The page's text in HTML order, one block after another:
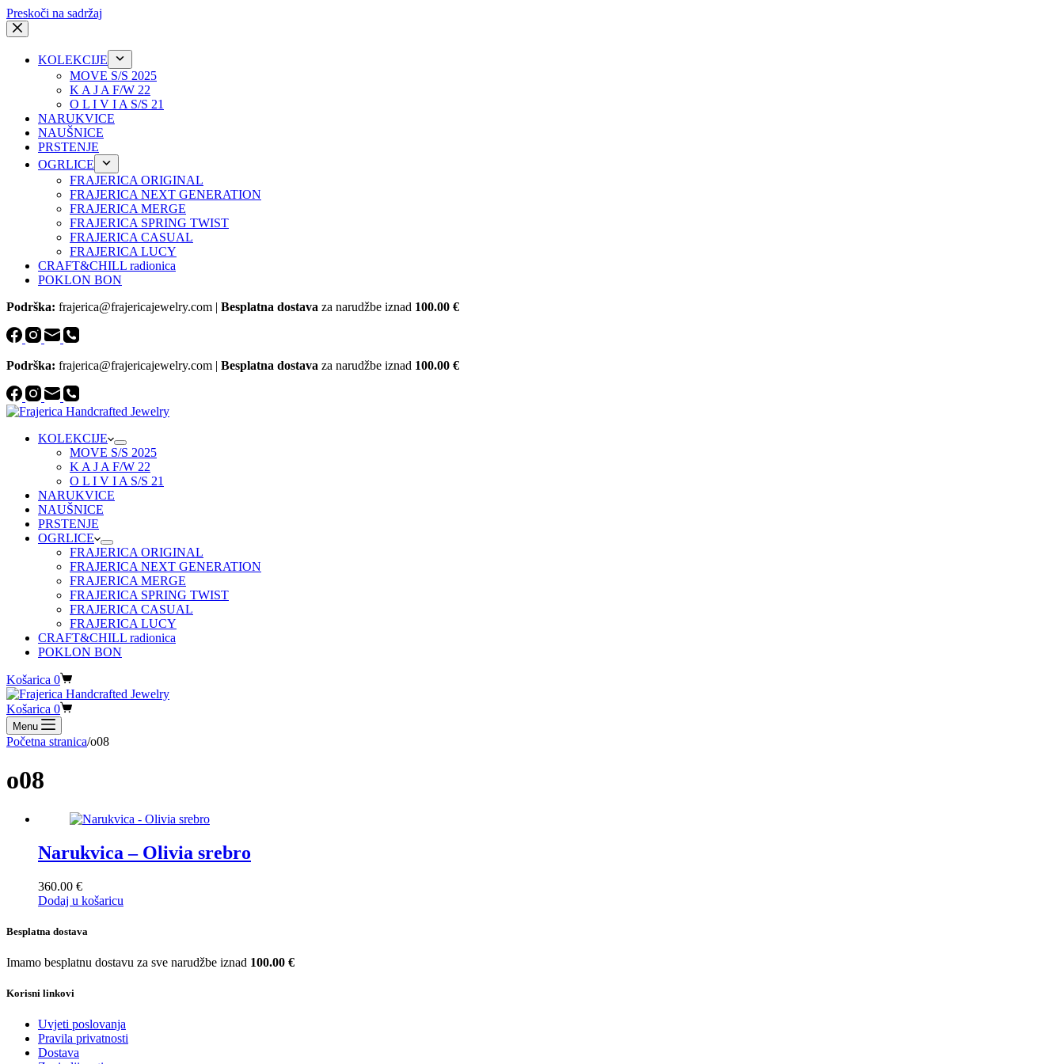
Preskoči na sadržaj
KOLEKCIJE
MOVE S/S 2025
K A J A F/W 22
O L I V I A S/S 21
NARUKVICE
NAUŠNICE
PRSTENJE
OGRLICE
FRAJERICA ORIGINAL
FRAJERICA NEXT GENERATION
FRAJERICA MERGE
FRAJERICA SPRING TWIST
FRAJERICA CASUAL
FRAJERICA LUCY
CRAFT&CHILL radionica
POKLON BON
Podrška: frajerica@frajericajewelry.com | Besplatna dostava za narudžbe iznad 100.00 €
Podrška: frajerica@frajericajewelry.com | Besplatna dostava za narudžbe iznad 100.00 €
KOLEKCIJE
MOVE S/S 2025
K A J A F/W 22
O L I V I A S/S 21
NARUKVICE
NAUŠNICE
PRSTENJE
OGRLICE
FRAJERICA ORIGINAL
FRAJERICA NEXT GENERATION
FRAJERICA MERGE
FRAJERICA SPRING TWIST
FRAJERICA CASUAL
FRAJERICA LUCY
CRAFT&CHILL radionica
POKLON BON
Košarica 0
Košarica 0
Menu
Početna stranica/o08
o08
Narukvica – Olivia srebro
360.00 €
Dodaj u košaricu
Besplatna dostava
Imamo besplatnu dostavu za sve narudžbe iznad 100.00 €
Korisni linkovi
Uvjeti poslovanja
Pravila privatnosti
Dostava